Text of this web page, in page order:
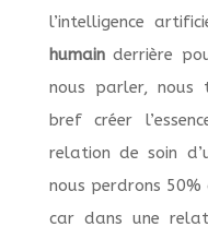
l’intelligence
humainderrière
nous parler, nous
bref créer
relation de soin
nous perdrons
car dans une